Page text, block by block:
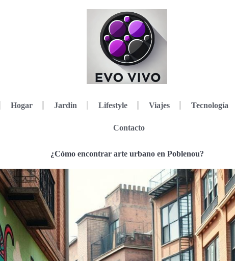
Hogar Jardin Lifestyle Viajes Tecnología
Contacto
¿Cómo encontrar arte urbano en Poblenou?